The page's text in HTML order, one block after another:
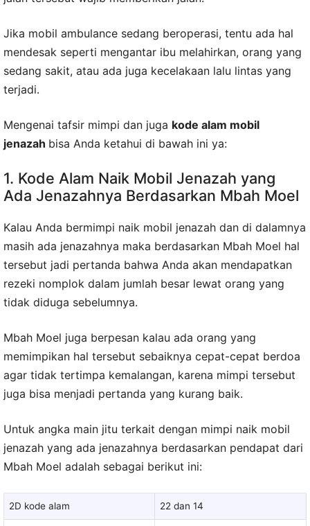
Jika mobil ambulance sedang beroperasi, tentu ada hal
mendesak seperti mengantar ibu melahirkan, orang yang
sedang sakit, atau ada juga kecelakaan lalu lintas yang
terjadi.
Mengenai tafsir mimpi dan juga kode alam mobil
jenazah bisa Anda ketahui di bawah ini ya:
1. Kode Alam Naik Mobil Jenazah yang
Ada Jenazahnya Berdasarkan Mbah Moel
Kalau Anda bermimpi naik mobil jenazah dan di dalamnya
masih ada jenazahnya maka berdasarkan Mbah Moel hal
tersebut jadi pertanda bahwa Anda akan mendapatkan
rezeki nomplok dalam jumlah besar lewat orang yang
tidak diduga sebelumnya.
Mbah Moel juga berpesan kalau ada orang yang
memimpikan hal tersebut sebaiknya cepat-cepat berdoa
agar tidak tertimpa kemalangan, karena mimpi tersebut
juga bisa menjadi pertanda yang kurang baik.
Untuk angka main jitu terkait dengan mimpi naik mobil
jenazah yang ada jenazahnya berdasarkan pendapat dari
Mbah Moel adalah sebagai berikut ini:
2D kode alam 22 dan 14